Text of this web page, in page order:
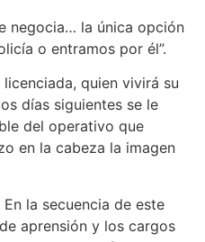
negocia… la única opción
o entramos por él”.
licenciada, quien vivirá su
días siguientes se le
del operativo que
en la cabeza la imagen
la secuencia de este
aprensión y los cargos